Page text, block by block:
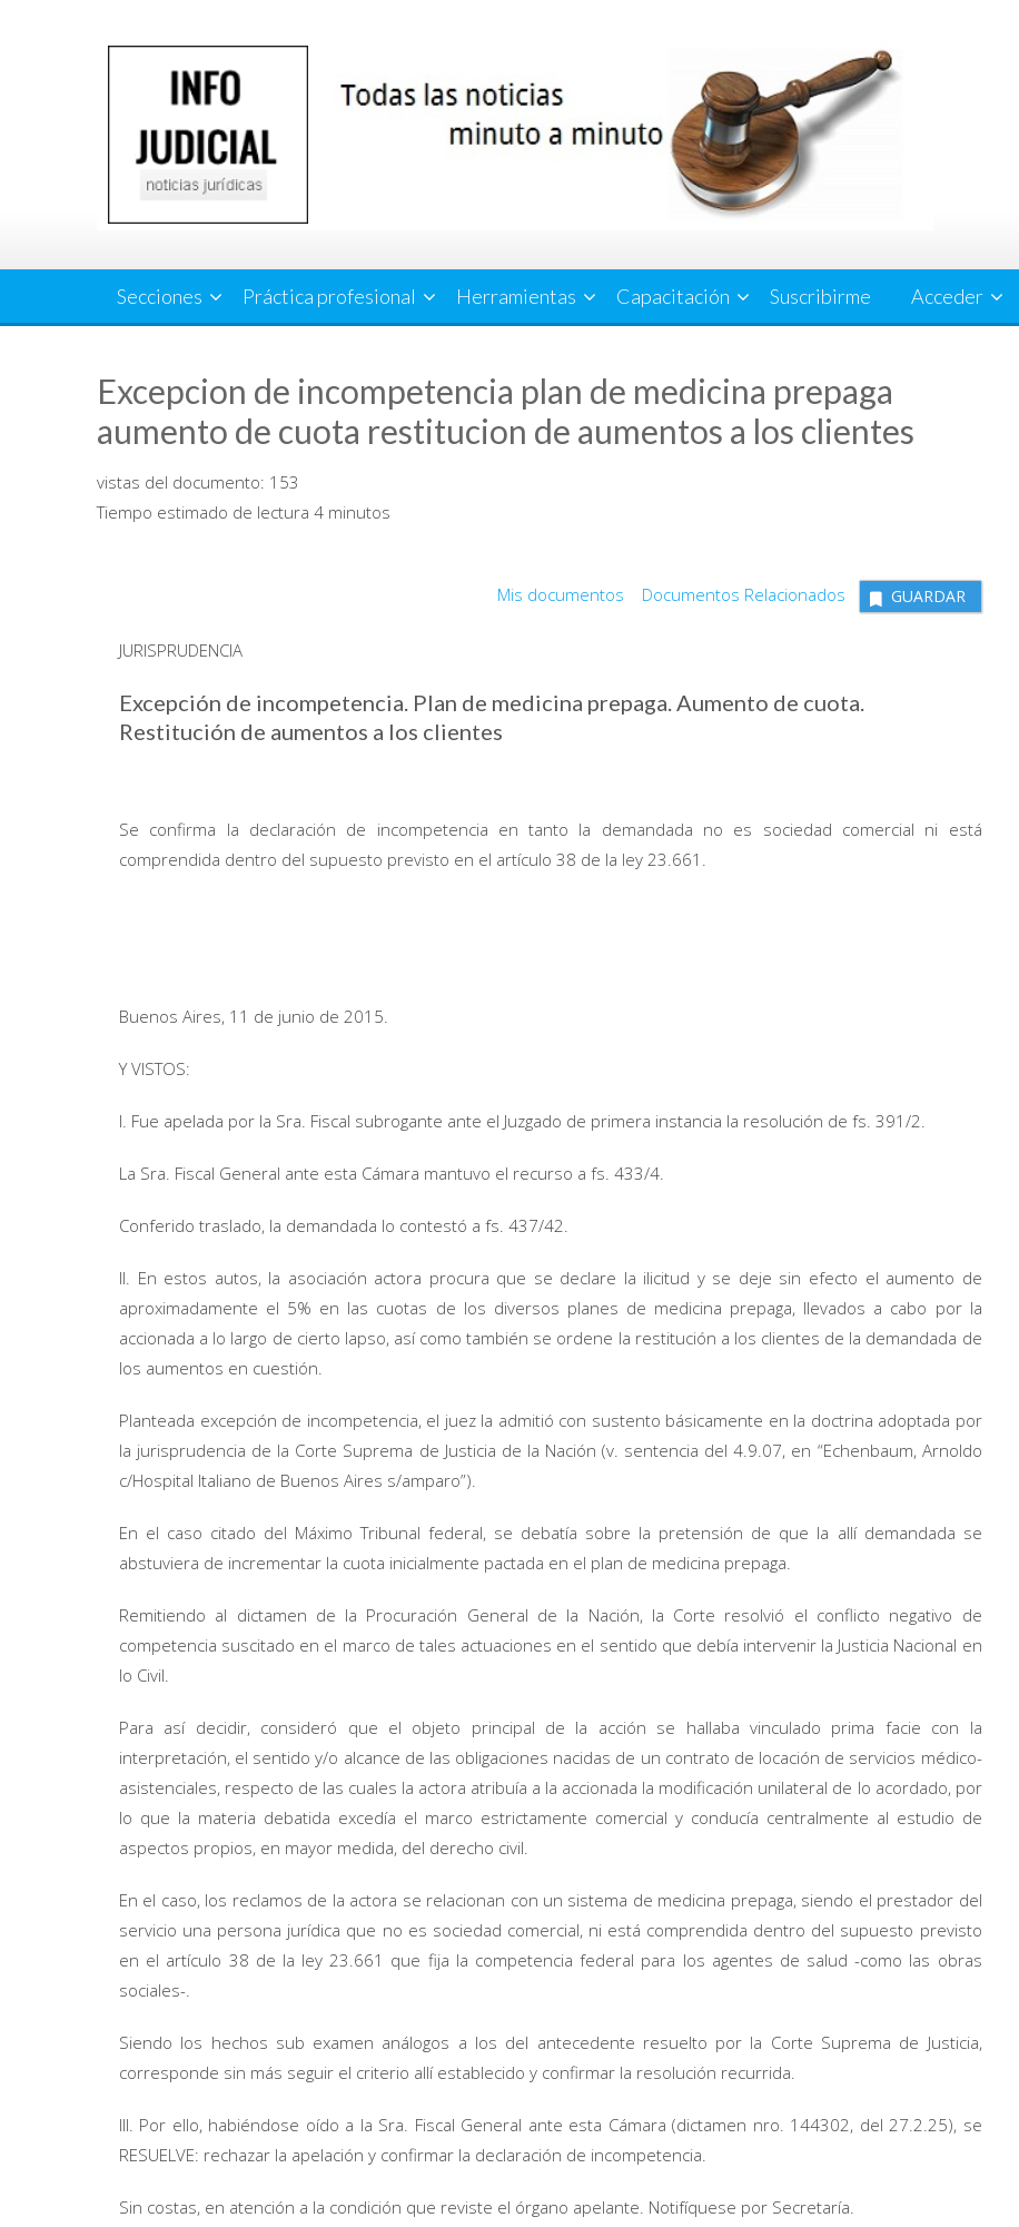
Secciones Práctica profesional Herramientas Capacitación Suscribirme Acceder
Excepcion de incompetencia plan de medicina prepaga
aumento de cuota restitucion de aumentos a los clientes
vistas del documento: 153
Tiempo estimado de lectura 4 minutos
Mis documentos Documentos Relacionados GUARDAR
JURISPRUDENCIA
Excepción de incompetencia. Plan de medicina prepaga. Aumento de cuota.
Restitución de aumentos a los clientes
Se confirma la declaración de incompetencia en tanto la demandada no es sociedad comercial ni está
comprendida dentro del supuesto previsto en el artículo 38 de la ley 23.661.
Buenos Aires, 11 de junio de 2015.
Y VISTOS:
I. Fue apelada por la Sra. Fiscal subrogante ante el Juzgado de primera instancia la resolución de fs. 391/2.
La Sra. Fiscal General ante esta Cámara mantuvo el recurso a fs. 433/4.
Conferido traslado, la demandada lo contestó a fs. 437/42.
II. En estos autos, la asociación actora procura que se declare la ilicitud y se deje sin efecto el aumento de
aproximadamente el 5% en las cuotas de los diversos planes de medicina prepaga, llevados a cabo por la
accionada a lo largo de cierto lapso, así como también se ordene la restitución a los clientes de la demandada de
los aumentos en cuestión.
Planteada excepción de incompetencia, el juez la admitió con sustento básicamente en la doctrina adoptada por
la jurisprudencia de la Corte Suprema de Justicia de la Nación (v. sentencia del 4.9.07, en “Echenbaum, Arnoldo
c/Hospital Italiano de Buenos Aires s/amparo”).
En el caso citado del Máximo Tribunal federal, se debatía sobre la pretensión de que la allí demandada se
abstuviera de incrementar la cuota inicialmente pactada en el plan de medicina prepaga.
Remitiendo al dictamen de la Procuración General de la Nación, la Corte resolvió el conflicto negativo de
competencia suscitado en el marco de tales actuaciones en el sentido que debía intervenir la Justicia Nacional en
lo Civil.
Para así decidir, consideró que el objeto principal de la acción se hallaba vinculado prima facie con la
interpretación, el sentido y/o alcance de las obligaciones nacidas de un contrato de locación de servicios médico-
asistenciales, respecto de las cuales la actora atribuía a la accionada la modificación unilateral de lo acordado, por
lo que la materia debatida excedía el marco estrictamente comercial y conducía centralmente al estudio de
aspectos propios, en mayor medida, del derecho civil.
En el caso, los reclamos de la actora se relacionan con un sistema de medicina prepaga, siendo el prestador del
servicio una persona jurídica que no es sociedad comercial, ni está comprendida dentro del supuesto previsto
en el artículo 38 de la ley 23.661 que fija la competencia federal para los agentes de salud -como las obras
sociales-.
Siendo los hechos sub examen análogos a los del antecedente resuelto por la Corte Suprema de Justicia,
corresponde sin más seguir el criterio allí establecido y confirmar la resolución recurrida.
III. Por ello, habiéndose oído a la Sra. Fiscal General ante esta Cámara (dictamen nro. 144302, del 27.2.25), se
RESUELVE: rechazar la apelación y confirmar la declaración de incompetencia.
Sin costas, en atención a la condición que reviste el órgano apelante. Notifíquese por Secretaría.